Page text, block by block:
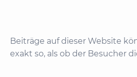
Beiträge auf dieser Website
exakt so, als ob der Besucher